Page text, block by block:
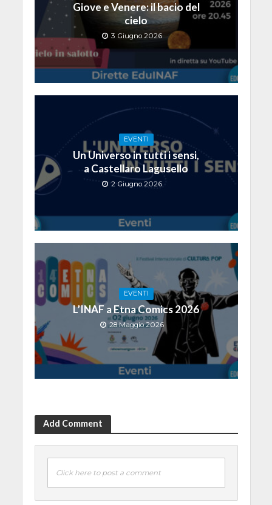
Giove e Venere: il bacio del
cielo
3 Giugno 2026
EVENTI
Un Universo in tutti i sensi,
a Castellaro Lagusello
2 Giugno 2026
EVENTI
L’INAF a Etna Comics 2026
28 Maggio 2026
Add Comment
Click here to post a comment